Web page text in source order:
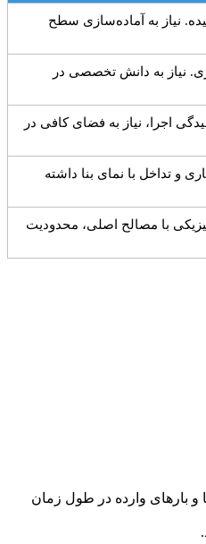
نیاز به آماده‌سازی سطح
نیاز به دانش تخصصی در
اجرا، نیاز به فضای کافی در
و تداخل با نمای بنا داشته
با مصالح اصلی، محدودیت
بارهای وارده در طول زمان